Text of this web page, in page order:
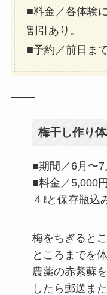
■料金／各体験
割引あり。
■予約／前日ま
梅干し作り
■期間／6月〜7
■料金／5,000
４ℓと保存瓶込
梅をちぎると
ところまでを
農薬の赤紫蘇
したら郵送ま